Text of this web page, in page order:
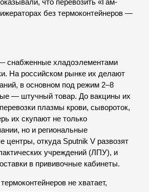
что перевозить «Гам-
без термоконтейнеров —
снабженные хладоэлементами
На российском рынке их делают
в основном под режим 2–8
— штучный товар. До вакцины их
плазмы крови, сывороток,
их скупают не только
но и региональные
центры, откуда Sputnik V развозят
учреждений (ЛПУ), и
в прививочные кабинеты.
не хватает,